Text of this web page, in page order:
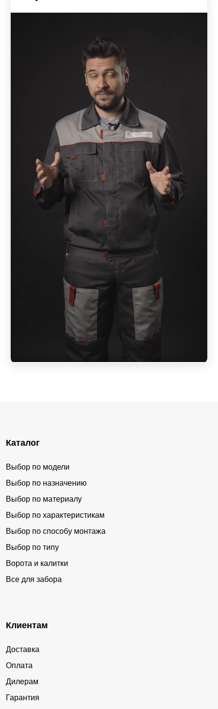
Каталог
Выбор по модели
Выбор по назначению
Выбор по материалу
Выбор по характеристикам
Выбор по способу монтажа
Выбор по типу
Ворота и калитки
Все для забора
Клиентам
Доставка
Оплата
Дилерам
Гарантия